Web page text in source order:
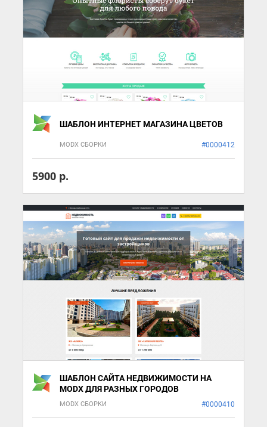
ШАБЛОН ИНТЕРНЕТ МАГАЗИНА ЦВЕТОВ
MODX СБОРКИ #0000412
5900 р.
ШАБЛОН САЙТА НЕДВИЖИМОСТИ НА
MODX ДЛЯ РАЗНЫХ ГОРОДОВ
MODX СБОРКИ #0000410